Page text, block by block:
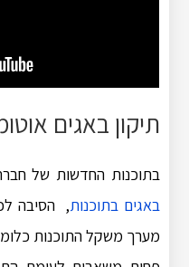
תיקון באגים אוטומטי
בתוכנות החדשות של
באגים בתוכנות, הסיבה
מערך משקל התוכנות